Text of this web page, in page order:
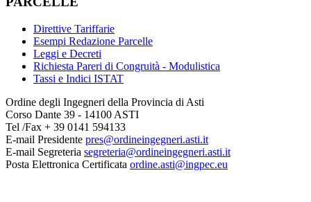
Direttive Tariffarie
Esempi Redazione Parcelle
Leggi e Decreti
Richiesta Pareri di Congruità - Modulistica
Tassi e Indici ISTAT
Ordine degli Ingegneri della Provincia di Asti
Corso Dante 39 - 14100 ASTI
Tel /Fax + 39 0141 594133
E-mail Presidente pres@ordineingegneri.asti.it
E-mail Segreteria segreteria@ordineingegneri.asti.it
Posta Elettronica Certificata ordine.asti@ingpec.eu